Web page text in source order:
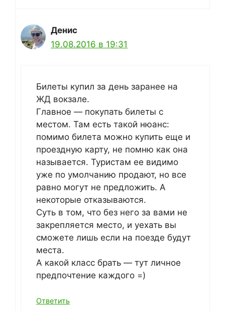
Денис
19.08.2016 в 19:31
Билеты купил за день заранее на
ЖД вокзале.
Главное — покупать билеты с
местом. Там есть такой нюанс:
помимо билета можно купить еще и
проездную карту, не помню как она
называется. Туристам ее видимо
уже по умолчанию продают, но все
равно могут не предложить. А
некоторые отказываются.
Суть в том, что без него за вами не
закрепляется место, и уехать вы
сможете лишь если на поезде будут
места.
А какой класс брать — тут личное
предпочтение каждого =)
Ответить